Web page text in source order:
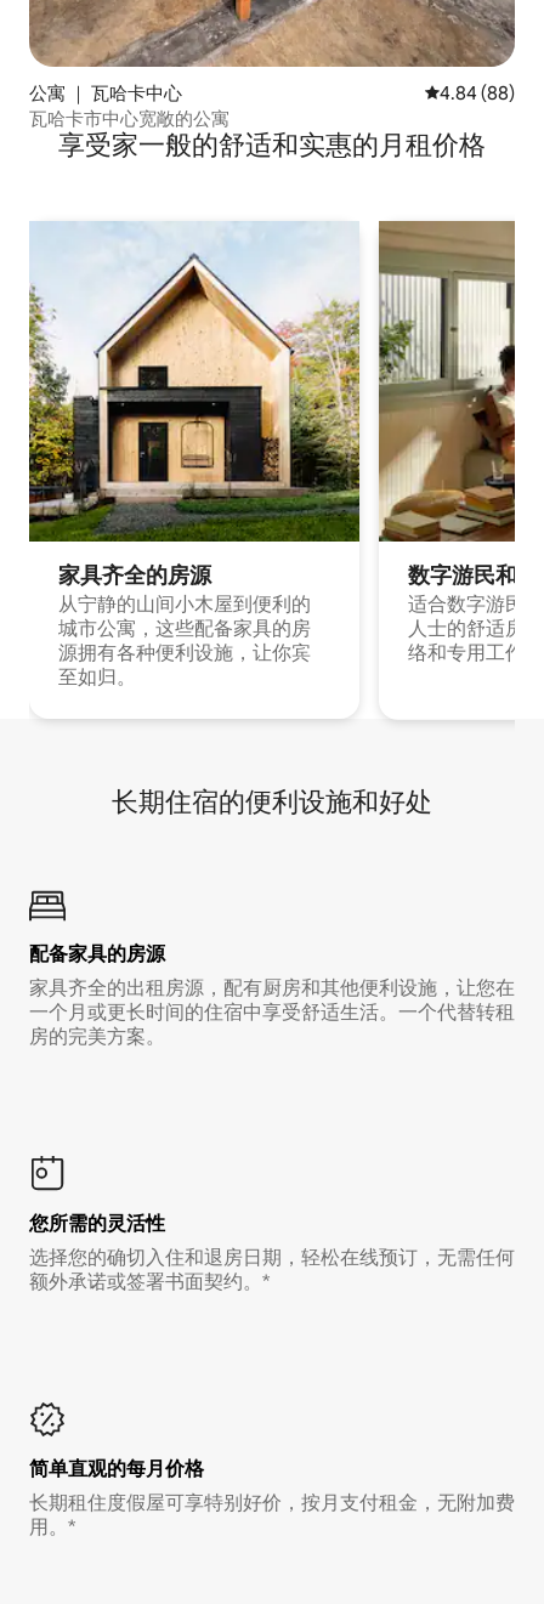
公寓 ｜ 瓦哈卡中心 平均评分 4.84
4.84 (88)
瓦哈卡市中心宽敞的公寓
享受家一般的舒适和实惠的月租价格
家具齐全的房源
从宁静的山间小木屋到便利的
城市公寓，这些配备家具的房
源拥有各种便利设施，让你宾
至如归。
数字游民和
适合数字游民
人士的舒适房
络和专用工作
长期住宿的便利设施和好处
配备家具的房源
家具齐全的出租房源，配有厨房和其他便利设施，让您在
一个月或更长时间的住宿中享受舒适生活。一个代替转租
房的完美方案。
您所需的灵活性
选择您的确切入住和退房日期，轻松在线预订，无需任何
额外承诺或签署书面契约。*
简单直观的每月价格
长期租住度假屋可享特别好价，按月支付租金，无附加费
用。*